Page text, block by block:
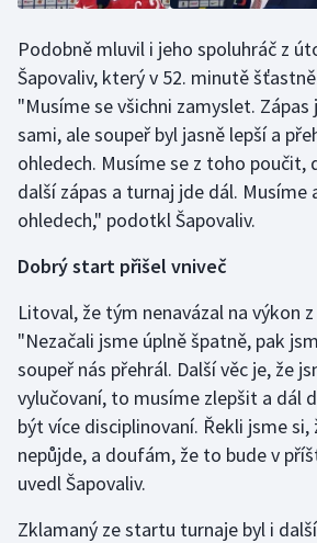
Rychlobruslení
Rychlostní kanoistika
Short track
Sportovní střelba
Stolní tenis
Triatlon
Veslování
Vodní slalom
Volejbal
Podobně mluvil i jeho spoluhráč z
Šapovaliv, který v 52. minutě
"Musíme se všichni zamyslet. Zápas
sami, ale soupeř byl jasně lepší a
ohledech. Musíme se z toho poučit,
další zápas a turnaj jde dál. Musíme
ohledech," podotkl Šapovaliv.
Dobrý start přišel vniveč
Litoval, že tým nenavázal na výkon
"Nezačali jsme úplně špatně, pak
soupeř nás přehrál. Další věc je, že
vylučovaní, to musíme zlepšit a dál
být více disciplinovaní. Řekli jsme
nepůjde, a doufám, že to bude v
uvedl Šapovaliv.
Zklamaný ze startu turnaje byl i